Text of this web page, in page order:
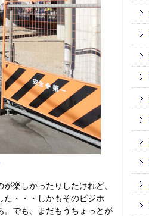
楽しかったりしたけれど、
た・・・しかもそのビジホ
。でも、まだもうちょっとが